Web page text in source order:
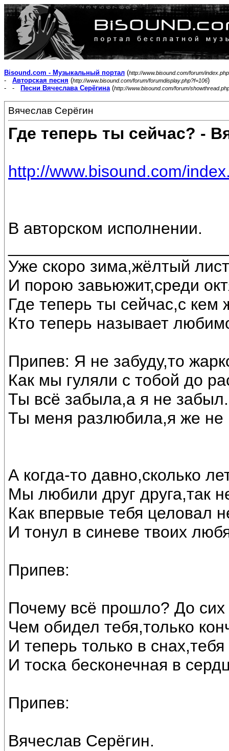
Bisound.com - Музыкальный портал (http://www.bisound.com/forum/index.php
- Авторская песня (http://www.bisound.com/forum/forumdisplay.php?f=106)
- -
Песни Вячеслава Серёгина(http://www.bisound.com/forum/
Вячеслав Серёгин
Где теперь ты сейчас? -
http://www.bisound.com/
В авторском исполнении.
Уже скоро зима,жёлтый
И порою завьюжит,среди
Где теперь ты сейчас,с кем
Кто теперь называет
Припев: Я не забуду,то
Как мы гуляли с тобой до
Ты всё забыла,а я не забыл.
Ты меня разлюбила,я же не
А когда-то давно,сколько
Мы любили друг друга,так
Как впервые тебя целовал
И тонул в синеве твоих
Припев:
Почему всё прошло? До
Чем обидел тебя,только
И теперь только в
И тоска бесконечная в
Припев:
Вячеслав Серёгин.